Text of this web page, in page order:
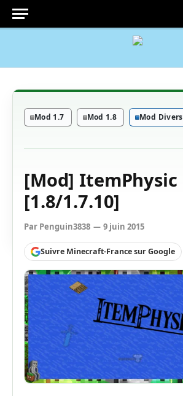
Mod 1.7 Mod 1.8 Mod Divers
[Mod] ItemPhysic
[1.8/1.7.10]
Par Penguin3838 9 juin 2015
Suivre Minecraft-France sur Google